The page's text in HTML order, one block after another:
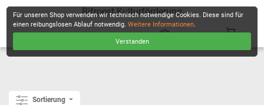
Bifroest Kulturförderung
Sortierung
Für unseren Shop verwenden wir technisch notwendige Cookies. Diese sind für
einen reibungslosen Ablauf notwendig.Weitere Informationen.
Verstanden